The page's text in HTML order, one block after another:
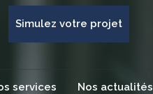
Simulez votre projet
services Nos actualités